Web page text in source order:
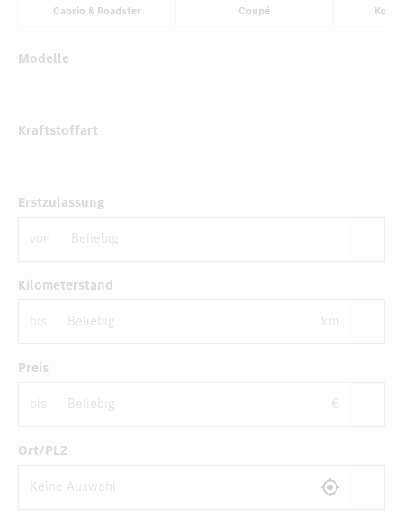
Cabrio & Roadster Coupé
Modelle
Kraftstoffart
Erstzulassung
von
Kilometerstand
bis km
Preis
bis €
Ort/PLZ